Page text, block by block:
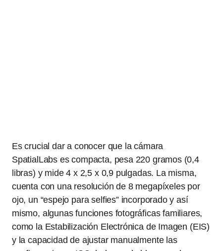
Es crucial dar a conocer que la cámara
SpatialLabs es compacta, pesa 220 gramos (0,4
libras) y mide 4 x 2,5 x 0,9 pulgadas. La misma,
cuenta con una resolución de 8 megapíxeles por
ojo, un “espejo para selfies” incorporado y así
mismo, algunas funciones fotográficas familiares,
como la Estabilización Electrónica de Imagen (EIS)
y la capacidad de ajustar manualmente las